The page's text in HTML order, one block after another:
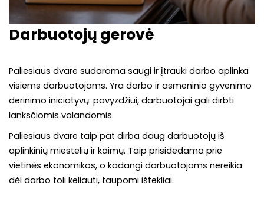
Darbuotojų gerovė
Paliesiaus dvare sudaroma saugi ir įtrauki darbo aplinka
visiems darbuotojams. Yra darbo ir asmeninio gyvenimo
derinimo iniciatyvų: pavyzdžiui, darbuotojai gali dirbti
lanksčiomis valandomis.
Paliesiaus dvare taip pat dirba daug darbuotojų iš
aplinkinių miestelių ir kaimų. Taip prisidedama prie
vietinės ekonomikos, o kadangi darbuotojams nereikia
dėl darbo toli keliauti, taupomi ištekliai.